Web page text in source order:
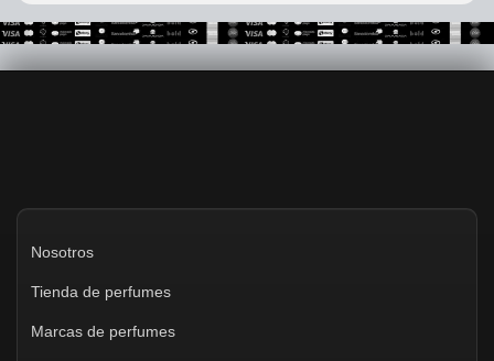
Nosotros
Tienda de perfumes
Marcas de perfumes